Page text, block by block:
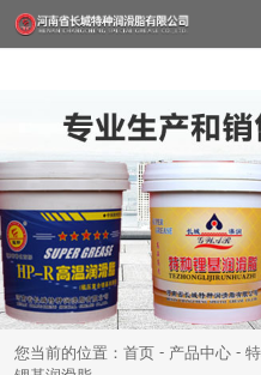
您当前的位置：首页 - 产品中心 -